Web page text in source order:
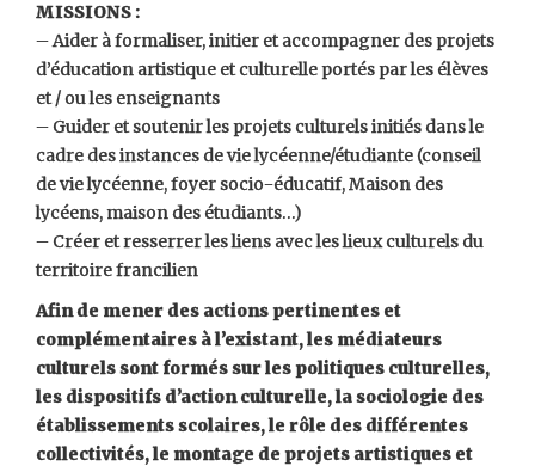
MISSIONS :
– Aider à formaliser, initier et accompagner des projets
d’éducation artistique et culturelle portés par les élèves
et / ou les enseignants
– Guider et soutenir les projets culturels initiés dans le
cadre des instances de vie lycéenne/étudiante (conseil
de vie lycéenne, foyer socio-éducatif, Maison des
lycéens, maison des étudiants…)
– Créer et resserrer les liens avec les lieux culturels du
territoire francilien
Afin de mener des actions pertinentes et
complémentaires à l’existant, les médiateurs
culturels sont formés sur les politiques culturelles,
les dispositifs d’action culturelle, la sociologie des
établissements scolaires, le rôle des différentes
collectivités, le montage de projets artistiques et